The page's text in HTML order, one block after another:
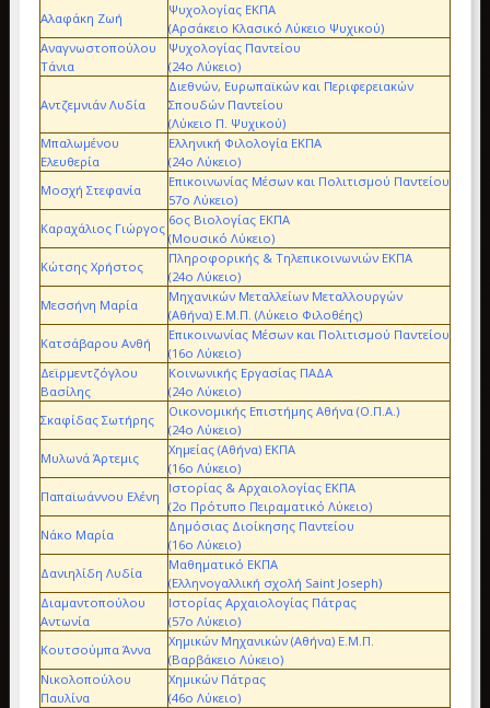
Αλαφάκη Ζωή
Ψυχολογίας ΕΚΠΑ
(Αρσάκειο Κλασικό Λύκειο Ψυχικού)
Αναγνωστοπούλου
Τάνια
Ψυχολογίας Παντείου
(24ο Λύκειο)
Αντζεμνιάν Λυδία
Διεθνών, Ευρωπαϊκών και Περιφερειακών
Σπουδών Παντείου
(Λύκειο Π. Ψυχικού)
Μπαλωμένου
Ελευθερία
Ελληνική Φιλολογία ΕΚΠΑ
(24ο Λύκειο)
Μοσχή Στεφανία
Επικοινωνίας Μέσων και Πολιτισμού Παντείου
57ο Λύκειο)
Καραχάλιος Γιώργος
6ος Βιολογίας ΕΚΠΑ
(Μουσικό Λύκειο)
Κώτσης Χρήστος
Πληροφορικής & Τηλεπικοινωνιών ΕΚΠΑ
(24ο Λύκειο)
Μεσσήνη Μαρία
Μηχανικών Μεταλλείων Μεταλλουργών
(Αθήνα) Ε.Μ.Π. (Λύκειο Φιλοθέης)
Κατσάβαρου Ανθή
Επικοινωνίας Μέσων και Πολιτισμού Παντείου
(16ο Λύκειο)
Δεϊρμεντζόγλου
Βασίλης
Κοινωνικής Εργασίας ΠΑΔΑ
(24ο Λύκειο)
Σκαφίδας Σωτήρης
Οικονομικής Επιστήμης Αθήνα (Ο.Π.Α.)
(24ο Λύκειο)
Μυλωνά Άρτεμις
Χημείας (Αθήνα) ΕΚΠΑ
(16ο Λύκειο)
Παπαϊωάννου Ελένη
Ιστορίας & Αρχαιολογίας ΕΚΠΑ
(2ο Πρότυπο Πειραματικό Λύκειο)
Νάκο Μαρία
Δημόσιας Διοίκησης Παντείου
(16ο Λύκειο)
Δανιηλίδη Λυδία
Μαθηματικό ΕΚΠΑ
(Ελληνογαλλική σχολή Saint Joseph)
Διαμαντοπούλου
Αντωνία
Ιστορίας Αρχαιολογίας Πάτρας
(57ο Λύκειο)
Κουτσούμπα Άννα
Χημικών Μηχανικών (Αθήνα) Ε.Μ.Π.
(Βαρβάκειο Λύκειο)
Νικολοπούλου
Παυλίνα
Χημικών Πάτρας
(46ο Λύκειο)